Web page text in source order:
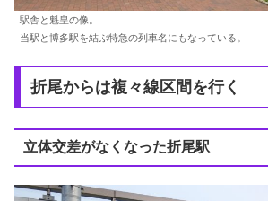
駅舎と魁皇の像。
当駅と博多駅を結ぶ特急の列車名にもなっている。
折尾からは複々線区間を行く
立体交差がなくなった折尾駅